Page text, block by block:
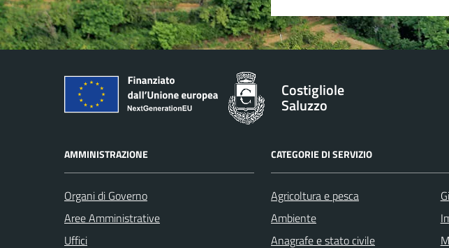
Costigliole
Saluzzo
AMMINISTRAZIONE
Organi di Governo
Aree Amministrative
Uffici
CATEGORIE DI SERVIZIO
Agricoltura e pesca
Ambiente
Anagrafe e stato civile